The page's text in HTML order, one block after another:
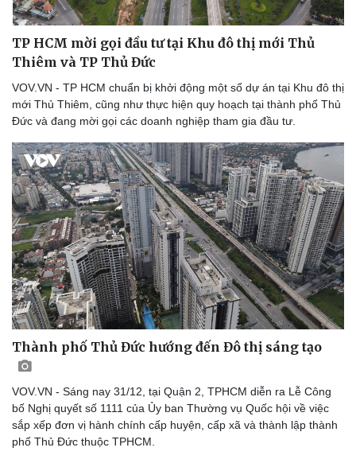
Săn Tour
check-in
Đọc truyện đêm khuya
Cửa sổ tình yêu
Kể chuyện cho bé
TP HCM mời gọi đầu tư tại Khu đô thị mới Thủ
Thiêm và TP Thủ Đức
VOV.VN - TP HCM chuẩn bị khởi động một số dự án tại Khu đô thị
mới Thủ Thiêm, cũng như thực hiện quy hoạch tại thành phố Thủ
Đức và đang mời gọi các doanh nghiệp tham gia đầu tư.
Thành phố Thủ Đức hướng đến Đô thị sáng tạo
VOV.VN - Sáng nay 31/12, tại Quận 2, TPHCM diễn ra Lễ Công
bố Nghị quyết số 1111 của Ủy ban Thường vụ Quốc hội về việc
sắp xếp đơn vị hành chính cấp huyện, cấp xã và thành lập thành
phố Thủ Đức thuộc TPHCM.